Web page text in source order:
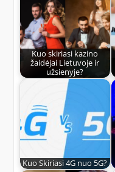
Kuo skiriasi kazino
žaidėjai Lietuvoje ir
užsienyje?
Kuo Skiriasi 4G nuo 5G?